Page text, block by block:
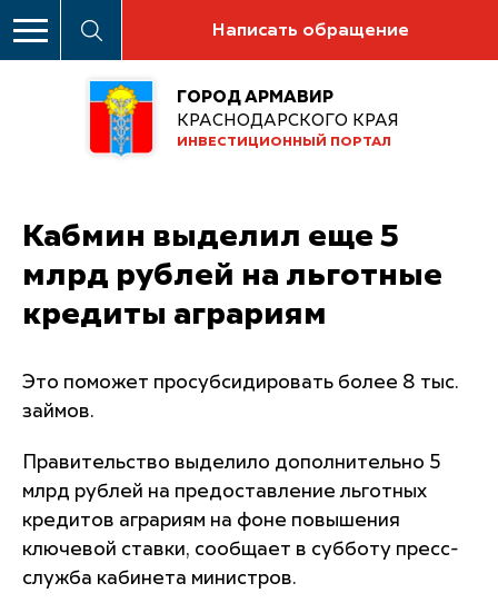
Написать обращение
ГОРОД АРМАВИР
КРАСНОДАРСКОГО КРАЯ
ИНВЕСТИЦИОННЫЙ ПОРТАЛ
Кабмин выделил еще 5
млрд рублей на льготные
кредиты аграриям
Это поможет просубсидировать более 8 тыс.
займов.
Правительство выделило дополнительно 5
млрд рублей на предоставление льготных
кредитов аграриям на фоне повышения
ключевой ставки, сообщает в субботу пресс-
служба кабинета министров.